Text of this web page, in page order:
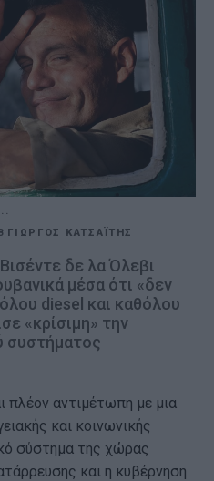
ΓΙΩΡΓΟΣ ΚΑΤΣΑΪΤΗΣ
δε λα Όλεβι
μέσα ότι «δεν
diesel και καθόλου
«κρίσιμη» την
συστήματος
αντιμέτωπη με μια
και κοινωνικής
σύστημα της χώρας
και η κυβέρνηση